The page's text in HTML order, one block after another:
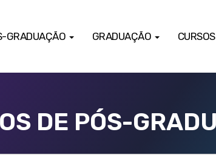
GRADUAÇÃO GRADUAÇÃO
DE PÓS-